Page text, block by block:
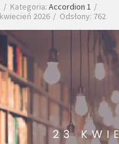
Kategoria: Accordion 1
2026
Odsłony: 762